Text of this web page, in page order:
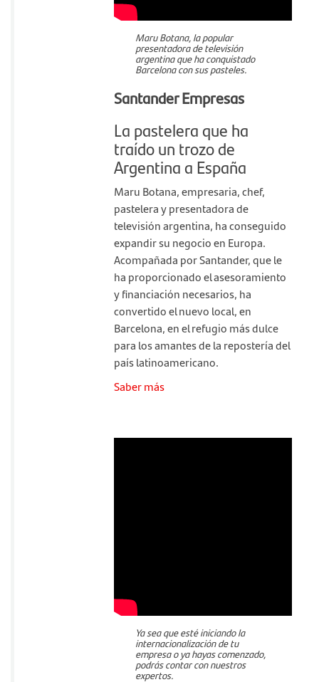
Maru Botana, la popular
presentadora de televisión
argentina que ha conquistado
Barcelona con sus pasteles.
Santander Empresas
La pastelera que ha
traído un trozo de
Argentina a España
Maru Botana, empresaria, chef,
pastelera y presentadora de
televisión argentina, ha conseguido
expandir su negocio en Europa.
Acompañada por Santander, que le
ha proporcionado el asesoramiento
y financiación necesarios, ha
convertido el nuevo local, en
Barcelona, en el refugio más dulce
para los amantes de la repostería del
país latinoamericano.
Saber más
Ya sea que esté iniciando la
internacionalización de tu
empresa o ya hayas comenzado,
podrás contar con nuestros
expertos.